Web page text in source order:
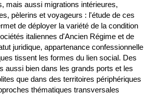
mais aussi migrations intérieures,
pèlerins et voyageurs : l'étude de ces
de déployer la variété de la condition
italiennes d'Ancien Régime et de
juridique, appartenance confessionnelle
tissent les formes du lien social. Des
aussi bien dans les grands ports et les
que dans des territoires périphériques
thématiques transversales